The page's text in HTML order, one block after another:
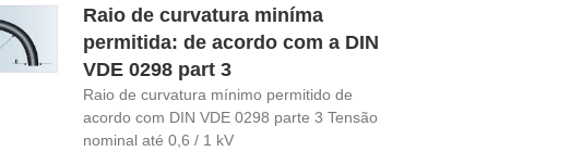
Raio de curvatura miníma
permitida: de acordo com a DIN
VDE 0298 part 3
Raio de curvatura mínimo permitido de
acordo com DIN VDE 0298 parte 3 Tensão
nominal até 0,6 / 1 kV